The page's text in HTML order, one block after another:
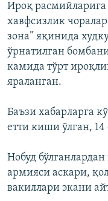
Ироқ расмийларига
хавфсизлик
зона” яқинида
ўрнатилган
камида тўрт
яраланган.
Баъзи хабарларга
етти киши ўлган,
Нобуд
армияси аскари,
вакиллари экани